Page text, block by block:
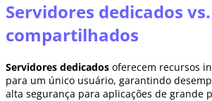
Servidores dedicados vs.
compartilhados
Servidores dedicados oferecem recursos
para um único usuário, garantindo
alta segurança para aplicações de grande